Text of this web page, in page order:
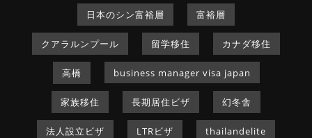
日本のシン富裕層 富裕層
クアラルンプール 留学移住 カナダ移住
高橋 business manager visa japan
家族移住 長期居住ビザ 幻冬舎
法人設立ビザ LTRビザ thailandelite